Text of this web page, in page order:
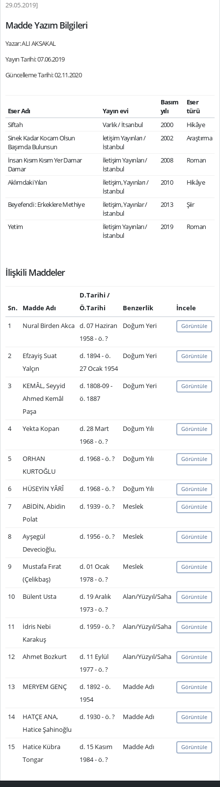
29.05.2019]
Madde Yazım Bilgileri
Yazar: ALI AKSAKAL
Yayın Tarihi: 07.06.2019
Güncelleme Tarihi: 02.11.2020
Eser Adı Yayın evi
Basım
yılı
Eser
türü
Siftah
Varlık / İtsanbul 2000
Hikâye
Sinek Kadar Kocam Olsun
Başımda Bulunsun
letişim Yayınları /
İstanbul
2002 Araştırma
İnsan Kısım Kısım Yer Damar
Damar
İletişim Yayınları /
İstanbul
2008 Roman
Aklımdaki Yılan
İletişim, Yayınları /
İstanbul
2010 Hikâye
Beyefendi : Erkeklere Methiye
İletişim, Yayınlar /
İstanbul
2013 Şiir
Yetim
İletişim Yayınları /
İstanbul
2019 Roman
İlişkili Maddeler
Sn. Madde Adı
D.Tarihi /
Ö.Tarihi
Benzerlik
İncele
1
Nural Birden Akca d. 07 Haziran
1958 - ö. ?
Doğum Yeri Görüntüle
2
Efzayiş Suat
Yalçın
d. 1894 - ö.
27 Ocak 1954
Doğum Yeri Görüntüle
3
KEMÂL, Seyyid
Ahmed Kemâl
Paşa
d. 1808-09 -
ö. 1887
Doğum Yeri Görüntüle
4 Yekta Kopan
d. 28 Mart
1968 - ö. ?
Doğum Yılı Görüntüle
5
ORHAN
KURTOĞLU
d. 1968 - ö. ? Doğum Yılı Görüntüle
6 HÜSEYİN YÂRÎ d. 1968 - ö. ? Doğum Yılı Görüntüle
7
ABİDİN, Abidin
Polat
d. 1939 - ö. ? Meslek Görüntüle
8
Ayşegül
Devecioğlu,
d. 1956 - ö. ? Meslek Görüntüle
9
Mustafa Fırat
(Çelikbaş)
d. 01 Ocak
1978 - ö. ?
Meslek Görüntüle
10 Bülent Usta
d. 19 Aralık
1973 - ö. ?
Alan/Yüzyıl/Saha Görüntüle
11
İdris Nebi
Karakuş
d. 1959 - ö. ? Alan/Yüzyıl/Saha Görüntüle
12 Ahmet Bozkurt
d. 11 Eylül
1977 - ö. ?
Alan/Yüzyıl/Saha Görüntüle
13 MERYEM GENÇ
d. 1892 - ö.
1954
Madde Adı Görüntüle
14
HATÇE ANA,
Hatice Şahinoğlu
d. 1930 - ö. ? Madde Adı Görüntüle
15
Hatice Kübra
Tongar
d. 15 Kasım
1984 - ö. ?
Madde Adı Görüntüle